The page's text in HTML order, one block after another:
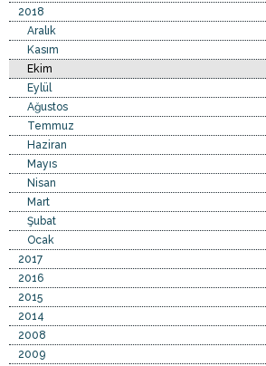
2018
Aralık
Kasım
Ekim
Eylül
Ağustos
Temmuz
Haziran
Mayıs
Nisan
Mart
Şubat
Ocak
2017
2016
2015
2014
2008
2009